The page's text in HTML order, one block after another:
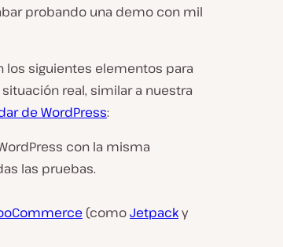
probando una demo con mil
los siguientes elementos para
real, similar a nuestra
de WordPress:
con la misma
las pruebas.
(comoJetpacky